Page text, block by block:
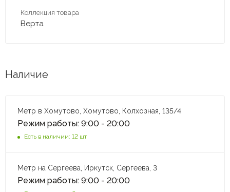
Коллекция товара
Верта
Наличие
Метр в Хомутово, Хомутово, Колхозная, 135/4
Режим работы: 9:00 - 20:00
Есть в наличии: 12 шт
Метр на Сергеева, Иркутск, Сергеева, 3
Режим работы: 9:00 - 20:00